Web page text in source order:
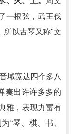
一根弦，武王伐
所以古琴又称"文
域宽达四个多八
奏出许许多多的
雅，表现力富有
“琴、棋、书、